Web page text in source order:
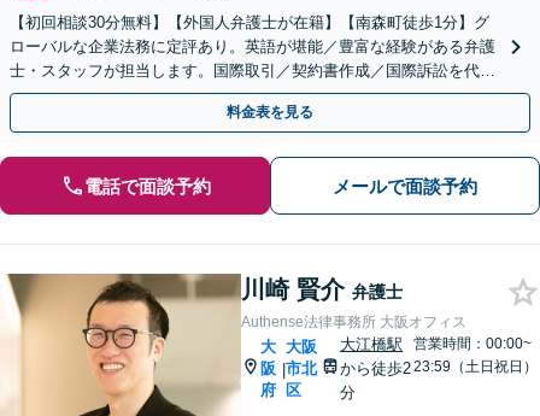
【初回相談30分無料】【外国人弁護士が在籍】【南森町徒歩1分】グ
ローバルな企業法務に定評あり。英語が堪能／豊富な経験がある弁護
士・スタッフが担当します。国際取引／契約書作成／国際訴訟を代
行。外国人労働者を雇用した企業ご相談ください。
料金表を見る
電話で面談予約 メールで面談予約
川崎 賢介 弁護士
Authense法律事務所 大阪オフィス
大
阪
府
|
大阪
市北
区
大江橋駅
から徒歩2
分
営業時間：00:00~
23:59（土日祝日）